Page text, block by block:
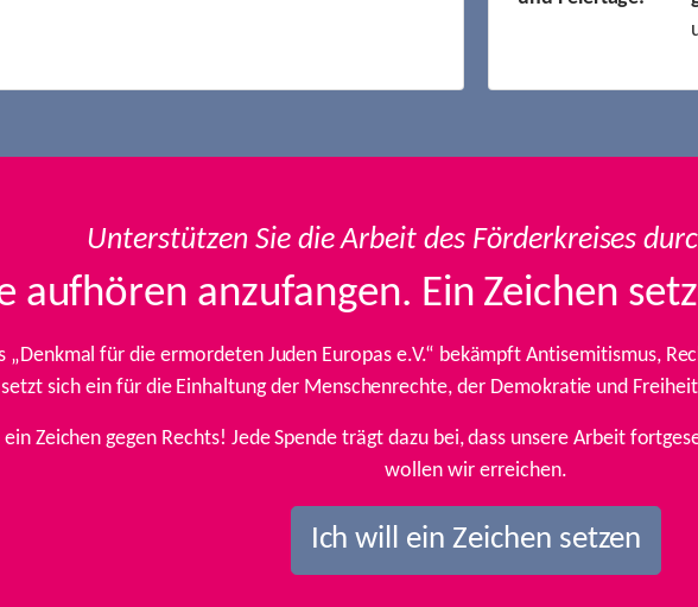
Unterstützen Sie die Arbeit des Förderkreises
aufhören anzufangen. Ein Zeichen
„Denkmal für die ermordeten Juden Europas e.V.“ bekämpft Antisemitismus,
setzt sich ein für die Einhaltung der Menschenrechte, der Demokratie und
ein Zeichen gegen Rechts! Jede Spende trägt dazu bei, dass unsere Arbeit
wollen wir erreichen.
Ich will ein Zeichen setzen